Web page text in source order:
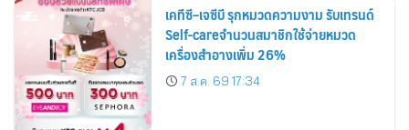
เคทีซี–เจซีบี รุกหมวดความงาม รับเทรนด์
Self-careจำนวนสมาชิกใช้จ่ายหมวด
เครื่องสำอางเพิ่ม 26%
7 ส.ค. 69 17:34